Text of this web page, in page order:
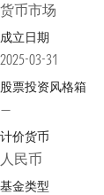
货币市场
成立日期
2025-03-31
股票投资风格箱
—
计价货币
人民币
基金类型